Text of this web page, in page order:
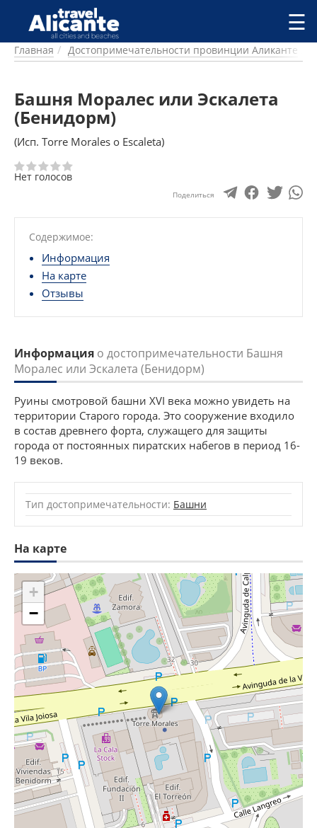
Перейти к основному содержанию
ГОРОДА
ПИТАНИЕ
ПРОЖИВАНИЕ
ПЛЯЖИ
ДОСТОПРИМЕЧАТЕЛЬНОСТИ
КЕМПИНГ
КОМАРКИ (РАЙОНЫ)
ПРЕДЛОЖЕНИЯ
СТАТЬИ
УСЛУГИ
☰
Главная Достопримечательности провинции Аликанте
Башня Моралес или Эскалета
(Бенидорм)
(Исп. Torre Morales o Escaleta)
Нет голосов
Поделиться
Содержимое:
Информация
На карте
Отзывы
Информация о достопримечательности Башня
Моралес или Эскалета (Бенидорм)
Руины смотровой башни XVI века можно увидеть на
территории Старого города. Это сооружение входило
в состав древнего форта, служащего для защиты
города от постоянных пиратских набегов в период 16-
19 веков.
Тип достопримечательности: Башни
На карте
+
−